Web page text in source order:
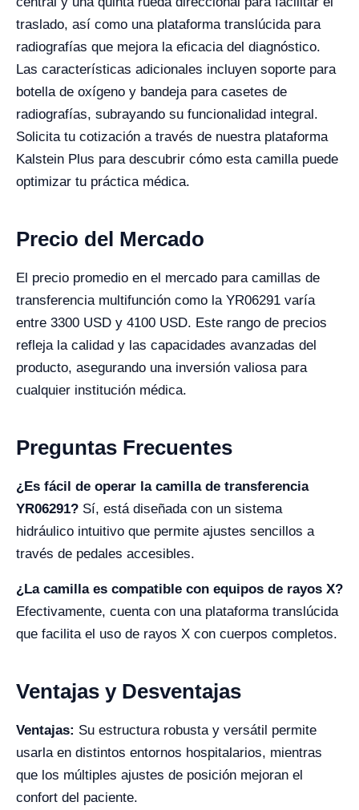
traslado, así como una plataforma translúcida para
radiografías que mejora la eficacia del diagnóstico.
Las características adicionales incluyen soporte para
botella de oxígeno y bandeja para casetes de
radiografías, subrayando su funcionalidad integral.
Solicita tu cotización a través de nuestra plataforma
Kalstein Plus para descubrir cómo esta camilla puede
optimizar tu práctica médica.
Precio del Mercado
El precio promedio en el mercado para camillas de
transferencia multifunción como la YR06291 varía
entre 3300 USD y 4100 USD. Este rango de precios
refleja la calidad y las capacidades avanzadas del
producto, asegurando una inversión valiosa para
cualquier institución médica.
Preguntas Frecuentes
¿Es fácil de operar la camilla de transferencia
YR06291? Sí, está diseñada con un sistema
hidráulico intuitivo que permite ajustes sencillos a
través de pedales accesibles.
¿La camilla es compatible con equipos de rayos X?
Efectivamente, cuenta con una plataforma translúcida
que facilita el uso de rayos X con cuerpos completos.
Ventajas y Desventajas
Ventajas: Su estructura robusta y versátil permite
usarla en distintos entornos hospitalarios, mientras
que los múltiples ajustes de posición mejoran el
confort del paciente.